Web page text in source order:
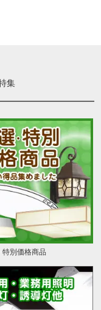
集
特別価格商品